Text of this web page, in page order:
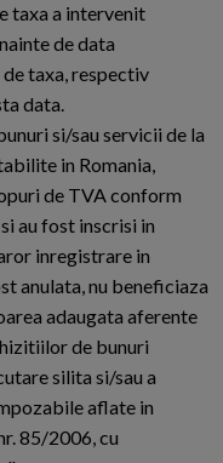
taxa a intervenit
de data
taxa, respectiv
data.
si/sau servicii de la
in Romania,
de TVA conform
au fost inscrisi in
inregistrare in
anulata, nu beneficiaza
adaugata aferente
de bunuri
silita si/sau a
aflate in
85/2006, cu